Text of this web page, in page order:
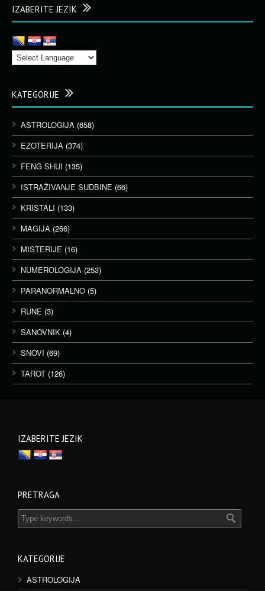
IZABERITE JEZIK
KATEGORIJE
ASTROLOGIJA (658)
EZOTERIJA (374)
FENG SHUI (135)
ISTRAŽIVANJE SUDBINE (66)
KRISTALI (133)
MAGIJA (266)
MISTERIJE (16)
NUMEROLOGIJA (253)
PARANORMALNO (5)
RUNE (3)
SANOVNIK (4)
SNOVI (69)
TAROT (126)
IZABERITE JEZIK
PRETRAGA
KATEGORIJE
ASTROLOGIJA